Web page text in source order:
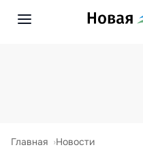
Главная Новости